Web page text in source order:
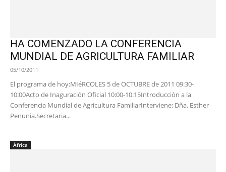
HA COMENZADO LA CONFERENCIA
MUNDIAL DE AGRICULTURA FAMILIAR
05/10/2011
El programa de hoy:MIéRCOLES 5 de OCTUBRE de 2011 09:30-
10:00Acto de Inaguración Oficial 10:00-10:15Introducción a la
Conferencia Mundial de Agricultura FamiliarInterviene: Dña. Esther
Penunia.Secretaria...
África